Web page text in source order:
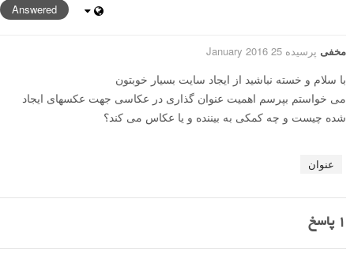
Answered
مخفی پرسیده 25 January 2016
با سلام و خسته نباشید از ایجاد سایت بسیار خوبتون
می خواستم بپرسم اهمیت عنوان گذاری در عکاسی جهت عکسهای ایجاد
شده چیست و چه کمکی به بیننده و یا عکاس می کند؟
عنوان
1 پاسخ